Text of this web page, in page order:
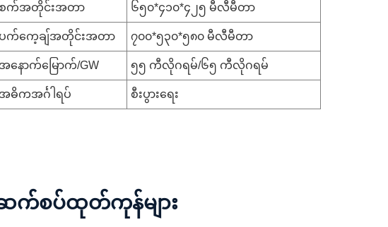
စက်အတိုင်းအတာ ၆၅၀*၄၁၀*၄၂၅ မီလီမီတာ
ပက်ကေ့ချ်အတိုင်းအတာ ၇၀၀*၅၃၀*၅၈၀ မီလီမီတာ
အနောက်မြောက်/GW ၅၅ ကီလိုဂရမ်/၆၅ ကီလိုဂရမ်
အဓိကအင်္ဂါရပ် စီးပွားရေး
က်စပ်ထုတ်ကုန်များ